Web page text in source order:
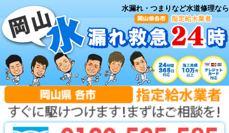
水漏れ・つまりなど水道修理なら